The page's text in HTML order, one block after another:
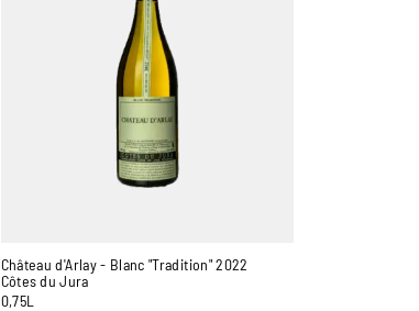
Château d'Arlay - Blanc "Tradition" 2022
Côtes du Jura
0,75L